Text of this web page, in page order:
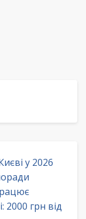
у 2026
2000 грн від